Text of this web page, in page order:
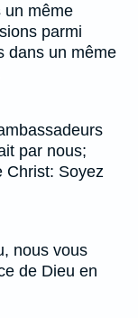
un même
parmi
dans un même
par nous;
Christ: Soyez
nous vous
de Dieu en